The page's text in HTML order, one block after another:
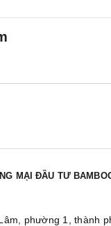
MẠI ĐẦU TƯ
phường 1, thành